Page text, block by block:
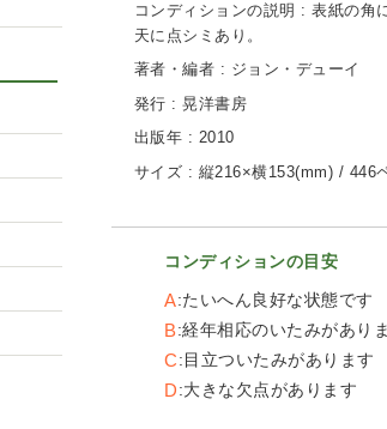
コンディションの説明 : 表紙の角
天に点シミあり。
著者・編者 : ジョン・デューイ
発行 : 晃洋書房
出版年 : 2010
サイズ : 縦216×横153(mm) / 446
コンディションの目安
A たいへん良好な状態です
B 経年相応のいたみがあり
C 目立ついたみがあります
D 大きな欠点があります